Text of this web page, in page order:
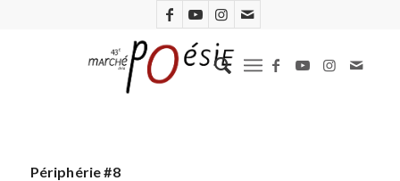
Périphérie #8